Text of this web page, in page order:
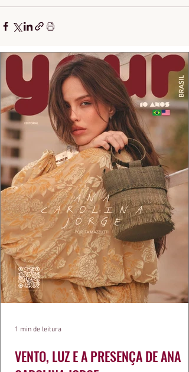
VENTO, LUZ E A PRESENÇA DE ANA
1 min de leitura